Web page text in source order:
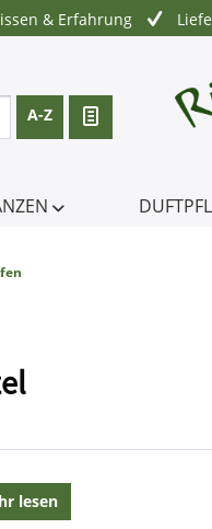
& Erfahrung
A-Z
lesen